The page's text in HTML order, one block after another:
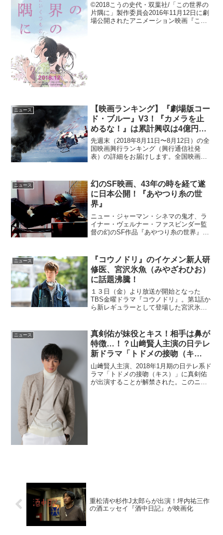
©2018こうの史代・双葉社/「この世界の
片隅に」製作委員会2016年11月12日に劇
場公開されたアニメーション映画『この
ニュース
【映画ランキング】『劇場版コー
ド・ブルー』V3！『カメラを止
めるな！』は累計興収は4億円突
破！
先週末（2018年8月11日〜8月12日）の全
国映画興行ランキング（興行通信社発
表）の詳細をお届けします。全国映画興
（→）『ミッション：インポッシブル／
フォールアウ...
ニュース
幻のSF映画、43年の時を経て遂
に日本公開！『あやつり糸の世
界』
ニュー・ジャーマン・シネマの鬼才、ラ
イナー・ヴェルナー・ファスビンダー監
督の幻のSF作品『あやつり糸の世界』が
ビンダー監督による幻のSF映画未来研究
所では、仮想世...
ニュース
『コウノドリ』のイケメン新人研
修医、宮沢氷魚（みやざわひお）
に話題沸騰！
１３日（金）より放送が開始となった
TBS金曜ドラマ『コウノドリ』。第1話か
ら新レギュラーとして登場した宮沢氷魚
新人研修医の名前は宮沢氷魚（みやざわ
ひお）・「MEN'S ...
ニュース
真剣佑が妹役とキス！相手は鼻が
特徴…！？山﨑賢人主演の日テレ
新ドラマ「トドメの接吻（キ
ス）」第3報
山﨑賢人主演、2018年1月期の日テレ系ド
ラマ「トドメの接吻（キス）」に真剣佑
が出演することが解禁された。このニュ
重松清や杉作J太郎らが出演！坪内祐三作
の酒エッセイ『酒中日記』が映画化